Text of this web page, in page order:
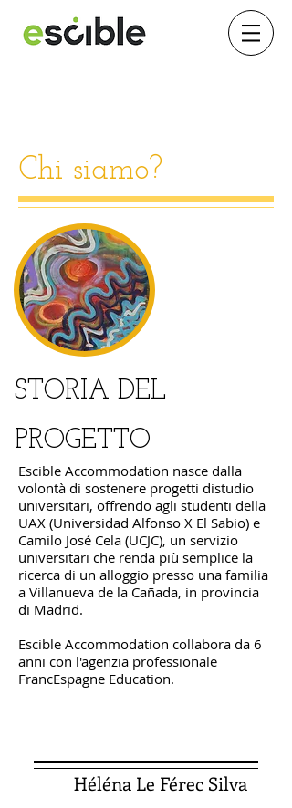
Chi siamo?
STORIA DEL
PROGETTO
Escible Accommodation nasce dalla
volontà di sostenere progetti distudio
universitari, offrendo agli studenti della
UAX (Universidad Alfonso X El Sabio) e
Camilo José Cela (UCJC), un servizio
universitari che renda più semplice la
ricerca di un alloggio presso una familia
a Villanueva de la Cañada, in provincia
di Madrid.
Escible Accommodation collabora da 6
anni con l'agenzia professionale
FrancEspagne Education.
Héléna Le Férec Silva